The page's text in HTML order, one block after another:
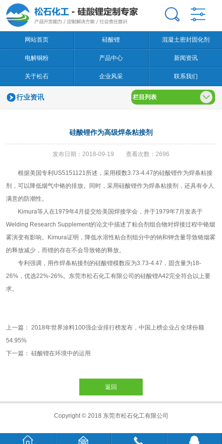
网站首页 硅酸锂 混凝土密封固化剂
电解铜粉 产品中心 新闻资讯
关于松石 企业风采 联系我们
行业资讯 栏目列表
硅酸锂作为高级焊条粘接剂
发布日期：2018-09-19 查看次数：2696
根据美国专利US5151121所述，采用模数3.73-4.47的硅酸锂作为焊条粘接
剂，可以降低烟气中铬的排放。同时，采用硅酸锂作为焊条粘接剂，还具有令人
满意的防潮性。
Kimura等人在1979年4月提交给美国焊接学会，并于1979年7月发表于
Welding Research Supplement的论文中描述了粘合剂组合物对焊接过程中铬烟
雾演变有影响。Kimura证明，降低水溶性粘合剂组分中的钠和钾含量导致铬烟雾
的释放减少，而锂的存在不会导致铬的释放。
专利强调，用作焊条粘接剂的硅酸锂模数应为3.73-4.47，固含量为18-
26%，优选22%-26%。东莞市松石化工有限公司的硅酸锂A42完全符合以上要
求。
上一篇： 2018年世界涂料100强企业排行榜发布，中国上榜企业占全球份额
54.95%
下一篇： 硅酸锂在环境中的运用
返回
Copyright © 2018 东莞市松石化工有限公司